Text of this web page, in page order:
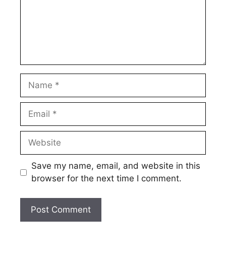
Name
Email
Website
Save my name, email, and website in this
browser for the next time I comment.